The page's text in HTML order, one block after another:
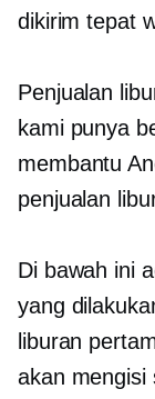
dikirim tepat
Penjualan
kami punya
membantu
penjualan
Di bawah ini
yang
liburan
akan mengisi